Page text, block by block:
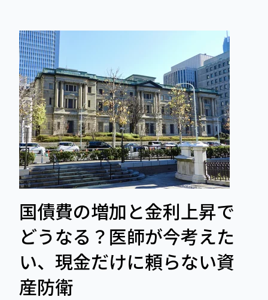
国債費の増加と金利上昇で
どうなる？医師が今考えた
い、現金だけに頼らない資
産防衛